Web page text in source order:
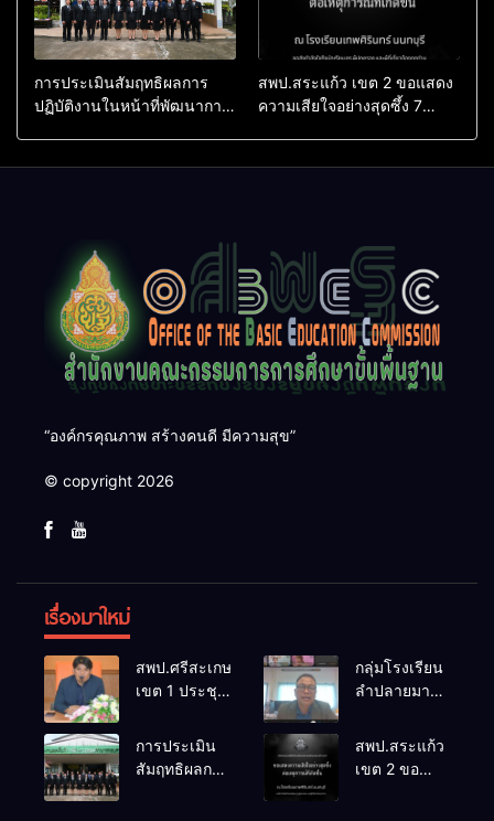
การประเมินสัมฤทธิผลการ
ปฏิบัติงานในหน้าที่พัฒนาการ
สพป.สระแก้ว เขต 2 ขอแสดง
ความเสียใจอย่างสุดซึ้ง 7
“องค์กรคุณภาพ สร้างคนดี มีความสุข”
© copyright 2026
เรื่องมาใหม่
สพป.ศรีสะเกษ
เขต 1 ประชุม
จัดการ
แข่งขันงาน
ศิลปหัตถกรรม
กลุ่มโรงเรียน
ลำปลายมาศ
เคลื่อน RT,
NT, O-NET
การประเมิน
สัมฤทธิผลการ
สพป.สระแก้ว
เขต 2 ขอ